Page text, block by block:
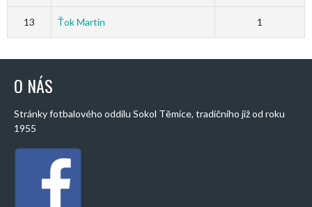
13 Ťok Martin 1
O NÁS
Stránky fotbalového oddílu Sokol Těmice, tradičního již od roku
1955